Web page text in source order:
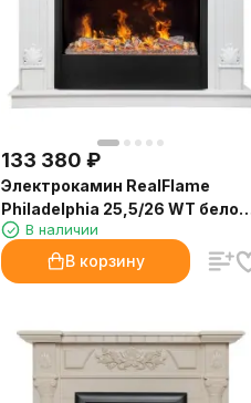
133 380 ₽
Электрокамин RealFlame
Philadelphia 25,5/26 WT белое
золото с очагом 3D Helios 26
SBG
В наличии
В корзину